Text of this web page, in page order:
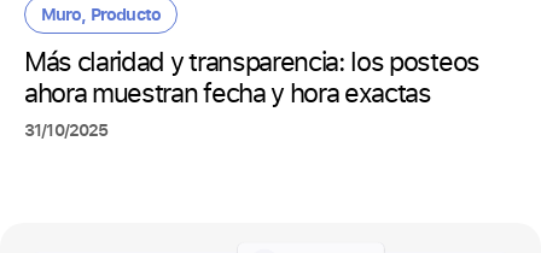
Muro Producto
Más claridad y transparencia: los posteos
ahora muestran fecha y hora exactas
31/10/2025